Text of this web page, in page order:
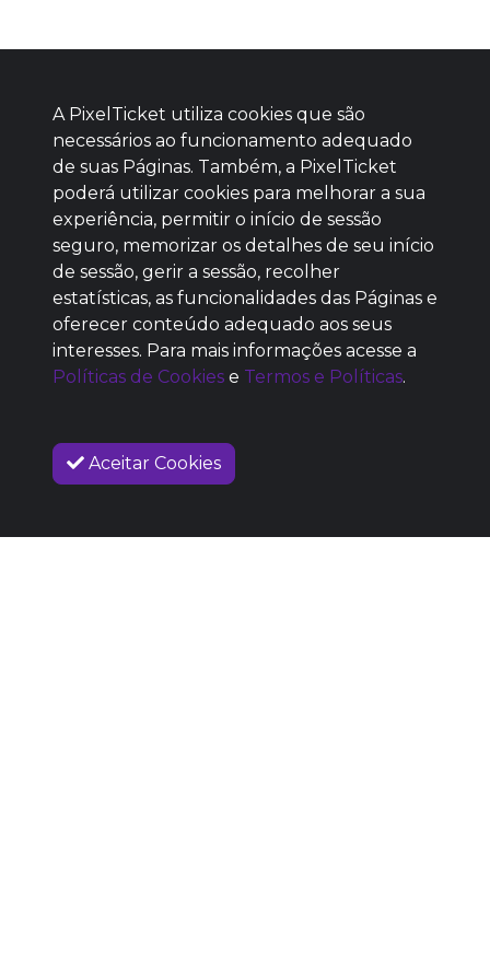
Baixe agora nosso app
SEM REPUTAÇÃO
DEFINIDA
A PixelTicket utiliza cookies que são
necessários ao funcionamento adequado
de suas Páginas. Também, a PixelTicket
poderá utilizar cookies para melhorar a sua
experiência, permitir o início de sessão
seguro, memorizar os detalhes de seu início
de sessão, gerir a sessão, recolher
estatísticas, as funcionalidades das Páginas e
oferecer conteúdo adequado aos seus
interesses. Para mais informações acesse a
Políticas de Cookies e Termos e Políticas.
Aceitar Cookies